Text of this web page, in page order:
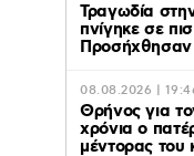
Τραγωδία
πνίγηκε σε
Προσήχθησαν
08.08.2026 |
Θρήνος για
χρόνια ο
μέντορας του